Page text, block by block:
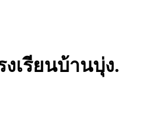
งเรียนบ้านบุ่ง.